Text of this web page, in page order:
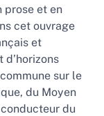
prose et en
cet ouvrage
et
sur le
du Moyen
du